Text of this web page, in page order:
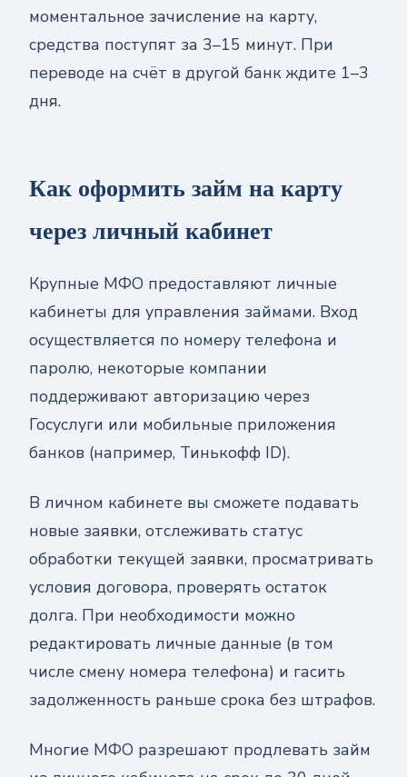
моментальное зачисление на карту,
средства поступят за 3–15 минут. При
переводе на счёт в другой банк ждите 1–3
дня.
Как оформить займ на карту
через личный кабинет
Крупные МФО предоставляют личные
кабинеты для управления займами. Вход
осуществляется по номеру телефона и
паролю, некоторые компании
поддерживают авторизацию через
Госуслуги или мобильные приложения
банков (например, Тинькофф ID).
В личном кабинете вы сможете подавать
новые заявки, отслеживать статус
обработки текущей заявки, просматривать
условия договора, проверять остаток
долга. При необходимости можно
редактировать личные данные (в том
числе смену номера телефона) и гасить
задолженность раньше срока без штрафов.
Многие МФО разрешают продлевать займ